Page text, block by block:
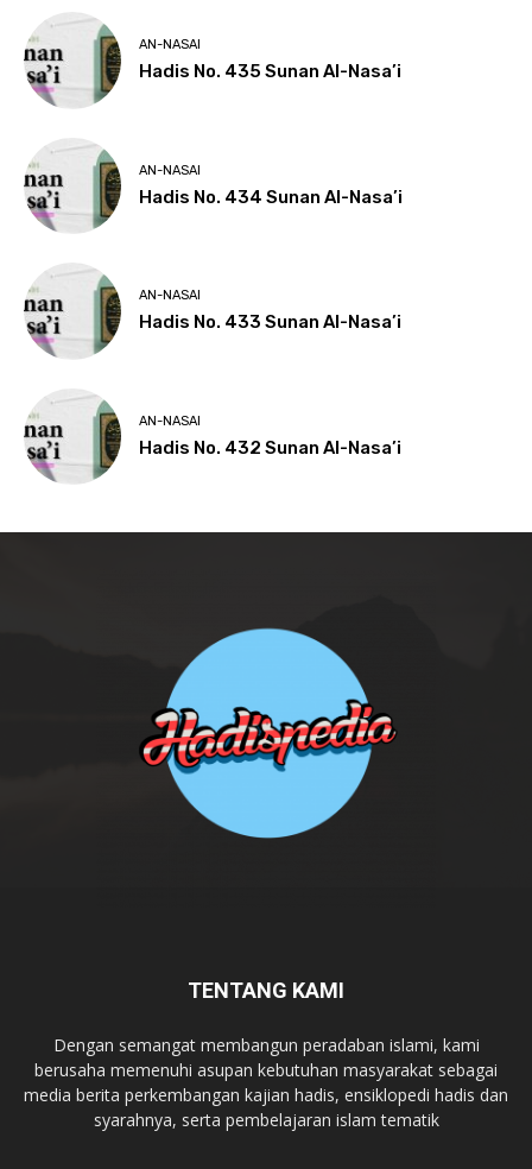
AN-NASAI
Hadis No. 435 Sunan Al-Nasa’i
AN-NASAI
Hadis No. 434 Sunan Al-Nasa’i
AN-NASAI
Hadis No. 433 Sunan Al-Nasa’i
AN-NASAI
Hadis No. 432 Sunan Al-Nasa’i
TENTANG KAMI
Dengan semangat membangun peradaban islami, kami
berusaha memenuhi asupan kebutuhan masyarakat sebagai
media berita perkembangan kajian hadis, ensiklopedi hadis dan
syarahnya, serta pembelajaran islam tematik